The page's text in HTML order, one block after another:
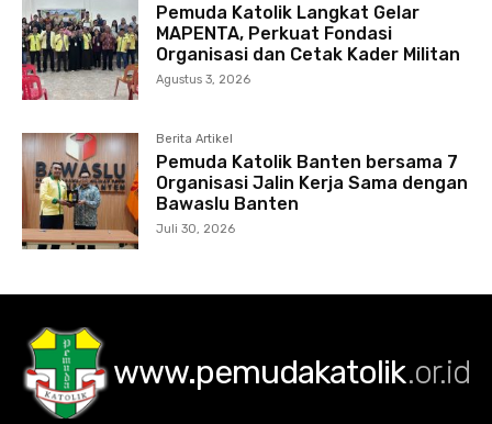
Pemuda Katolik Langkat Gelar
MAPENTA, Perkuat Fondasi
Organisasi dan Cetak Kader Militan
Agustus 3, 2026
Berita Artikel
Pemuda Katolik Banten bersama 7
Organisasi Jalin Kerja Sama dengan
Bawaslu Banten
Juli 30, 2026
www.pemudakatolik.or.id